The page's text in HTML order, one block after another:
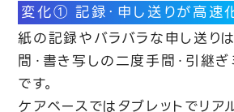
変化① 記録・申し送りが高速
紙の記録やバラバラな申し送り
間・書き写しの二度手間・引継
です。
ケアベースではタブレットでリア